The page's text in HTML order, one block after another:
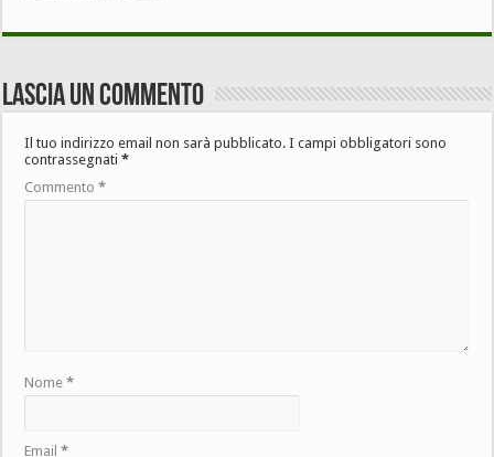
Lascia un commento
Il tuo indirizzo email non sarà pubblicato. I campi obbligatori sono
contrassegnati*
Commento*
Nome*
Email*